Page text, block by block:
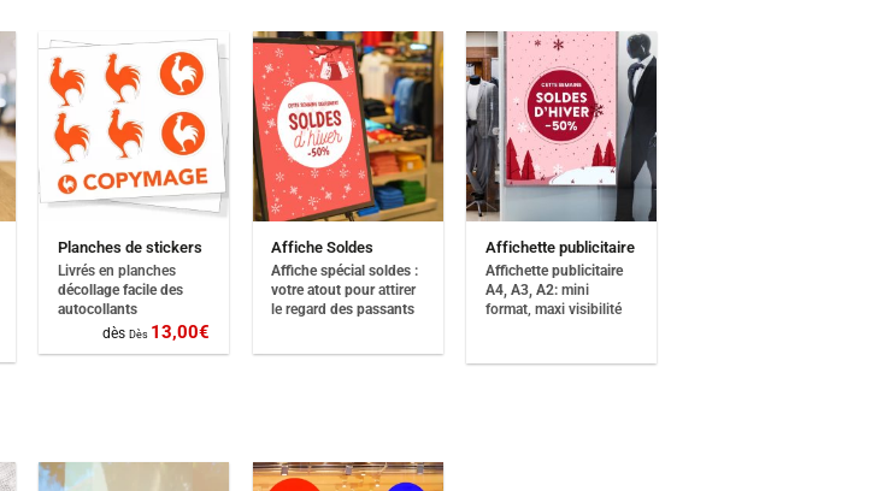
Planches de stickers
Livrés en planches
décollage facile des
autocollants
dèsDès 13,00€
Affiche Soldes
Affiche spécial soldes :
votre atout pourattirer
le regard des passants
Affichette publicitaire
Affichette publicitaire
A4, A3, A2:mini
format, maxi visibilité